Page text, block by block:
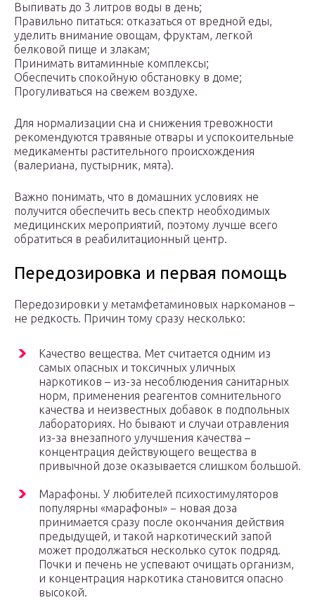
Выпивать до 3 литров воды в день;
Правильно питаться: отказаться от вредной еды,
уделить внимание овощам, фруктам, легкой
белковой пище и злакам;
Принимать витаминные комплексы;
Обеспечить спокойную обстановку в доме;
Прогуливаться на свежем воздухе.
Для нормализации сна и снижения тревожности
рекомендуются травяные отвары и успокоительные
медикаменты растительного происхождения
(валериана, пустырник, мята).
Важно понимать, что в домашних условиях не
получится обеспечить весь спектр необходимых
медицинских мероприятий, поэтому лучше всего
обратиться в реабилитационный центр.
Передозировка и первая помощь
Передозировки у метамфетаминовых наркоманов –
не редкость. Причин тому сразу несколько:
Качество вещества. Мет считается одним из
самых опасных и токсичных уличных
наркотиков – из-за несоблюдения санитарных
норм, применения реагентов сомнительного
качества и неизвестных добавок в подпольных
лабораториях. Но бывают и случаи отравления
из-за внезапного улучшения качества –
концентрация действующего вещества в
привычной дозе оказывается слишком большой.
Марафоны. У любителей психостимуляторов
популярны «марафоны» − новая доза
принимается сразу после окончания действия
предыдущей, и такой наркотический запой
может продолжаться несколько суток подряд.
Почки и печень не успевают очищать организм,
и концентрация наркотика становится опасно
высокой.